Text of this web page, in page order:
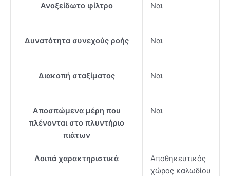
Ανοξείδωτο φίλτρο Ναι
Δυνατότητα συνεχούς ροής Ναι
Διακοπή σταξίματος Ναι
Αποσπώμενα μέρη που
πλένονται στο πλυντήριο
πιάτων
Ναι
Λοιπά χαρακτηριστικά
Αποθηκευτικός
χώρος καλωδίου